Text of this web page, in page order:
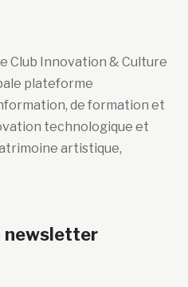
Club Innovation & Culture
plateforme
de formation et
technologique et
artistique,
newsletter